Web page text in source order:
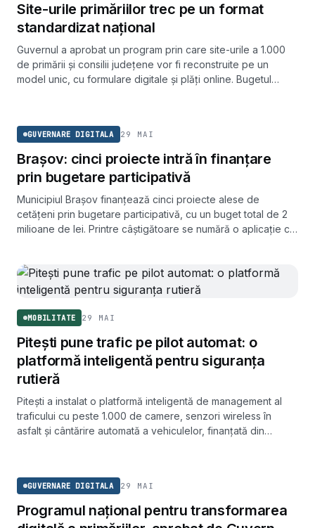
Site-urile primăriilor trec pe un format
standardizat național
Guvernul a aprobat un program prin care site-urile a 1.000
de primării și consilii județene vor fi reconstruite pe un
model unic, cu formulare digitale și plăți online. Bugetul
GUVERNARE DIGITALA 29 MAI
Brașov: cinci proiecte intră în finanțare
prin bugetare participativă
Municipiul Brașov finanțează cinci proiecte alese de
cetățeni prin bugetare participativă, cu un buget total de 2
milioane de lei. Printre câștigătoare se numără o aplicație cu
MOBILITATE 29 MAI
Pitești pune trafic pe pilot automat: o
platformă inteligentă pentru siguranța
rutieră
Pitești a instalat o platformă inteligentă de management al
traficului cu peste 1.000 de camere, senzori wireless în
asfalt și cântărire automată a vehiculelor, finanțată din
GUVERNARE DIGITALA 29 MAI
Programul național pentru transformarea